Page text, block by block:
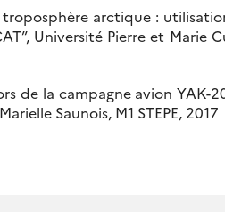
arctique :
Université Pierre et Marie
de la campagne avion YAK-
Saunois, M1 STEPE, 2017